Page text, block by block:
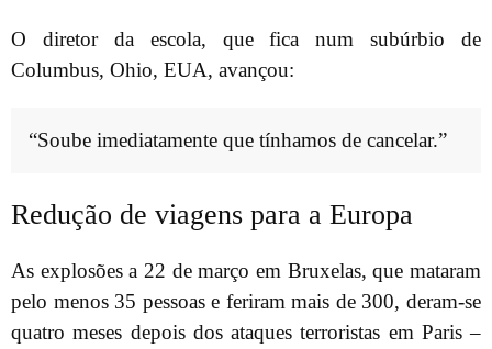
O diretor da escola, que fica num subúrbio de
Columbus, Ohio, EUA, avançou:
“Soube imediatamente que tínhamos de cancelar.”
Redução de viagens para a Europa
As explosões a 22 de março em Bruxelas, que mataram
pelo menos 35 pessoas e feriram mais de 300, deram-se
quatro meses depois dos ataques terroristas em Paris –